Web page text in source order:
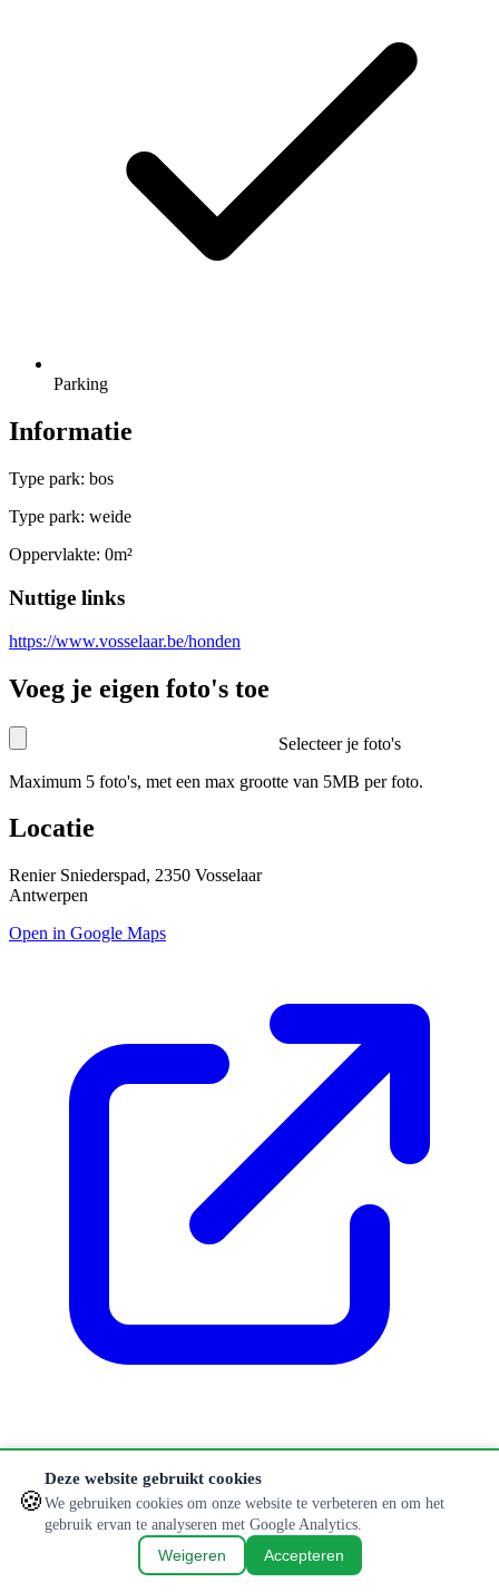
Parking
Informatie
Type park: bos
Type park: weide
Oppervlakte: 0m²
Nuttige links
https://www.vosselaar.be/honden
Voeg je eigen foto's toe
Selecteer je foto's
Maximum 5 foto's, met een max grootte van 5MB per foto.
Locatie
Renier Sniederspad, 2350 Vosselaar
Antwerpen
Open in Google Maps
Klopt er iets niet of is informatie verouderd?
Aanpassing doorgeven
© 2026 Hondenlosloopweides. Alle rechten voorbehouden.
🍪
Deze website gebruikt cookies
We gebruiken cookies om onze website te verbeteren en om het
gebruik ervan te analyseren met Google Analytics.
Weigeren Accepteren